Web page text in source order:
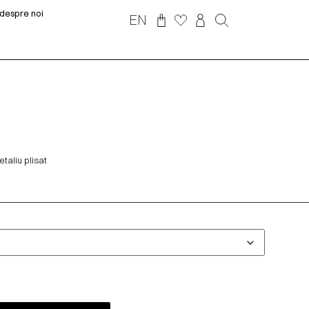
despre noi
EN
plisat